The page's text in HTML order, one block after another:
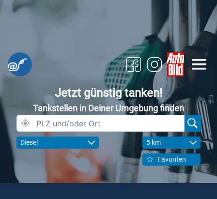
Jetzt günstig tanken!
Tankstellen in Deiner Umgebung finden
Diesel 5 km
Favoriten